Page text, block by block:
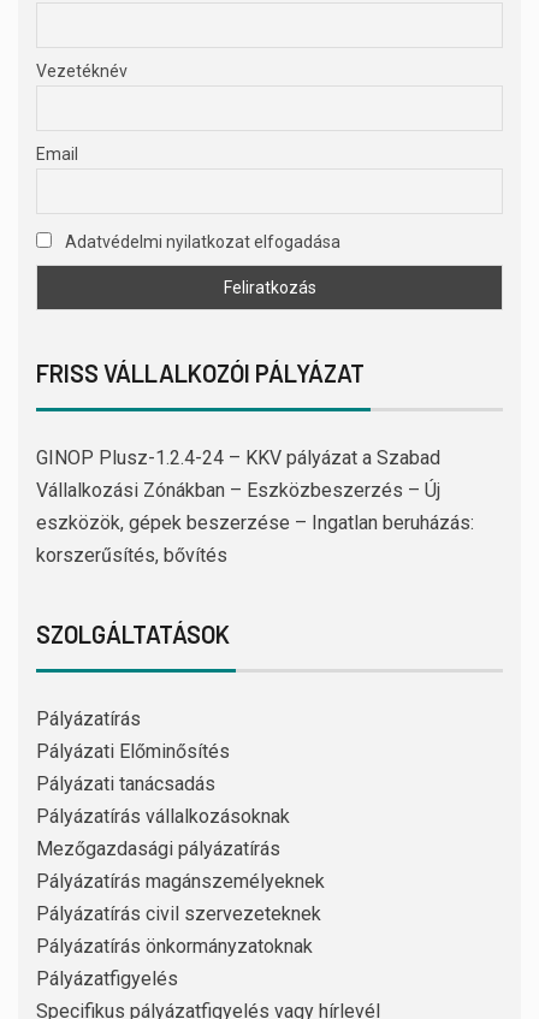
Vezetéknév
Email
Adatvédelmi nyilatkozat elfogadása
FRISS VÁLLALKOZÓI PÁLYÁZAT
GINOP Plusz-1.2.4-24 – KKV pályázat a Szabad
Vállalkozási Zónákban – Eszközbeszerzés – Új
eszközök, gépek beszerzése – Ingatlan beruházás:
korszerűsítés, bővítés
SZOLGÁLTATÁSOK
Pályázatírás
Pályázati Előminősítés
Pályázati tanácsadás
Pályázatírás vállalkozásoknak
Mezőgazdasági pályázatírás
Pályázatírás magánszemélyeknek
Pályázatírás civil szervezeteknek
Pályázatírás önkormányzatoknak
Pályázatfigyelés
Specifikus pályázatfigyelés vagy hírlevél